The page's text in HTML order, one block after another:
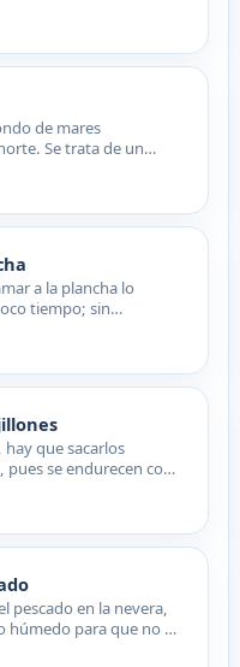
de mares
Se trata de un
a la plancha lo
tiempo; sin
te…
hay que sacarlos
se endurecen con
pescado en la nevera,
húmedo para que no se